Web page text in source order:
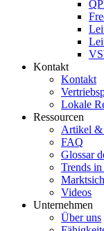
Kontakt
Kontakt
Lokale
Ressourcen
Artikel &
FAQ
Glossar
Trends
Videos
Unternehmen
Über uns